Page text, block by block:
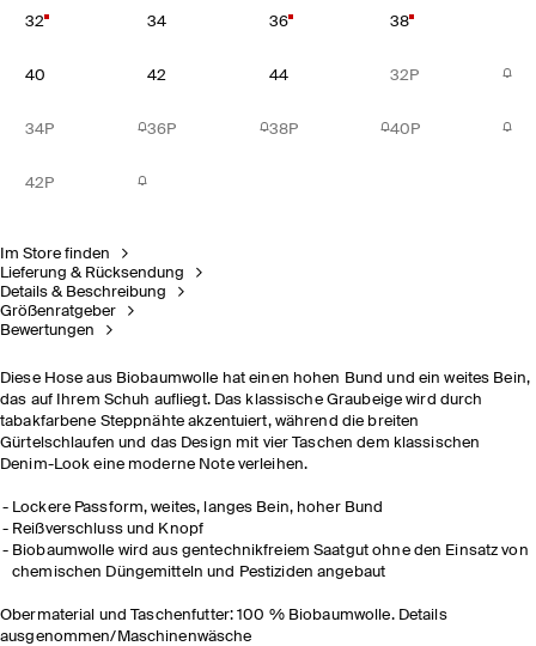
32 34 36 38
40 42 44 32P
34P 36P 38P 40P
42P
Im Store finden
Lieferung & Rücksendung
Details & Beschreibung
Größenratgeber
Bewertungen
Diese Hose aus Biobaumwolle hat einen hohen Bund und ein weites Bein,
das auf Ihrem Schuh aufliegt. Das klassische Graubeige wird durch
tabakfarbene Steppnähte akzentuiert, während die breiten
Gürtelschlaufen und das Design mit vier Taschen dem klassischen
Denim-Look eine moderne Note verleihen.
Lockere Passform, weites, langes Bein, hoher Bund
Reißverschluss und Knopf
Biobaumwolle wird aus gentechnikfreiem Saatgut ohne den Einsatz von
chemischen Düngemitteln und Pestiziden angebaut
Obermaterial und Taschenfutter: 100 % Biobaumwolle. Details
ausgenommen/Maschinenwäsche